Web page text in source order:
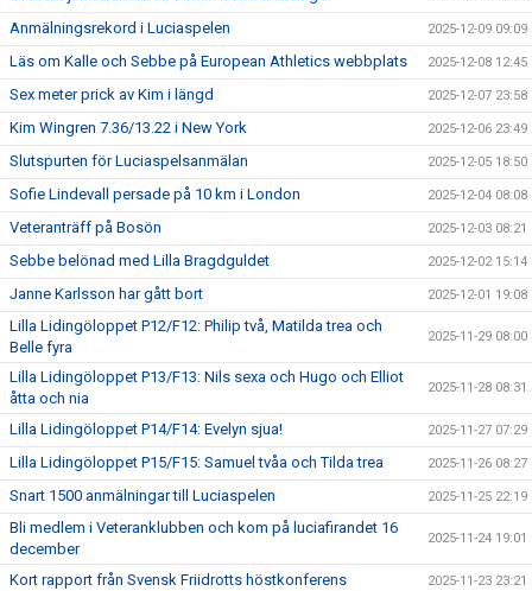
Anmälningsrekord i Luciaspelen 2025-12-09 09:09
Läs om Kalle och Sebbe på European Athletics webbplats 2025-12-08 12:45
Sex meter prick av Kim i längd 2025-12-07 23:58
Kim Wingren 7.36/13.22 i New York 2025-12-06 23:49
Slutspurten för Luciaspelsanmälan 2025-12-05 18:50
Sofie Lindevall persade på 10 km i London 2025-12-04 08:08
Veteranträff på Bosön 2025-12-03 08:21
Sebbe belönad med Lilla Bragdguldet 2025-12-02 15:14
Janne Karlsson har gått bort 2025-12-01 19:08
Lilla Lidingöloppet P12/F12: Philip två, Matilda trea och
Belle fyra
2025-11-29 08:00
Lilla Lidingöloppet P13/F13: Nils sexa och Hugo och Elliot
åtta och nia
2025-11-28 08:31
Lilla Lidingöloppet P14/F14: Evelyn sjua! 2025-11-27 07:29
Lilla Lidingöloppet P15/F15: Samuel tvåa och Tilda trea 2025-11-26 08:27
Snart 1500 anmälningar till Luciaspelen 2025-11-25 22:19
Bli medlem i Veteranklubben och kom på luciafirandet 16
december
2025-11-24 19:01
Kort rapport från Svensk Friidrotts höstkonferens 2025-11-23 23:21